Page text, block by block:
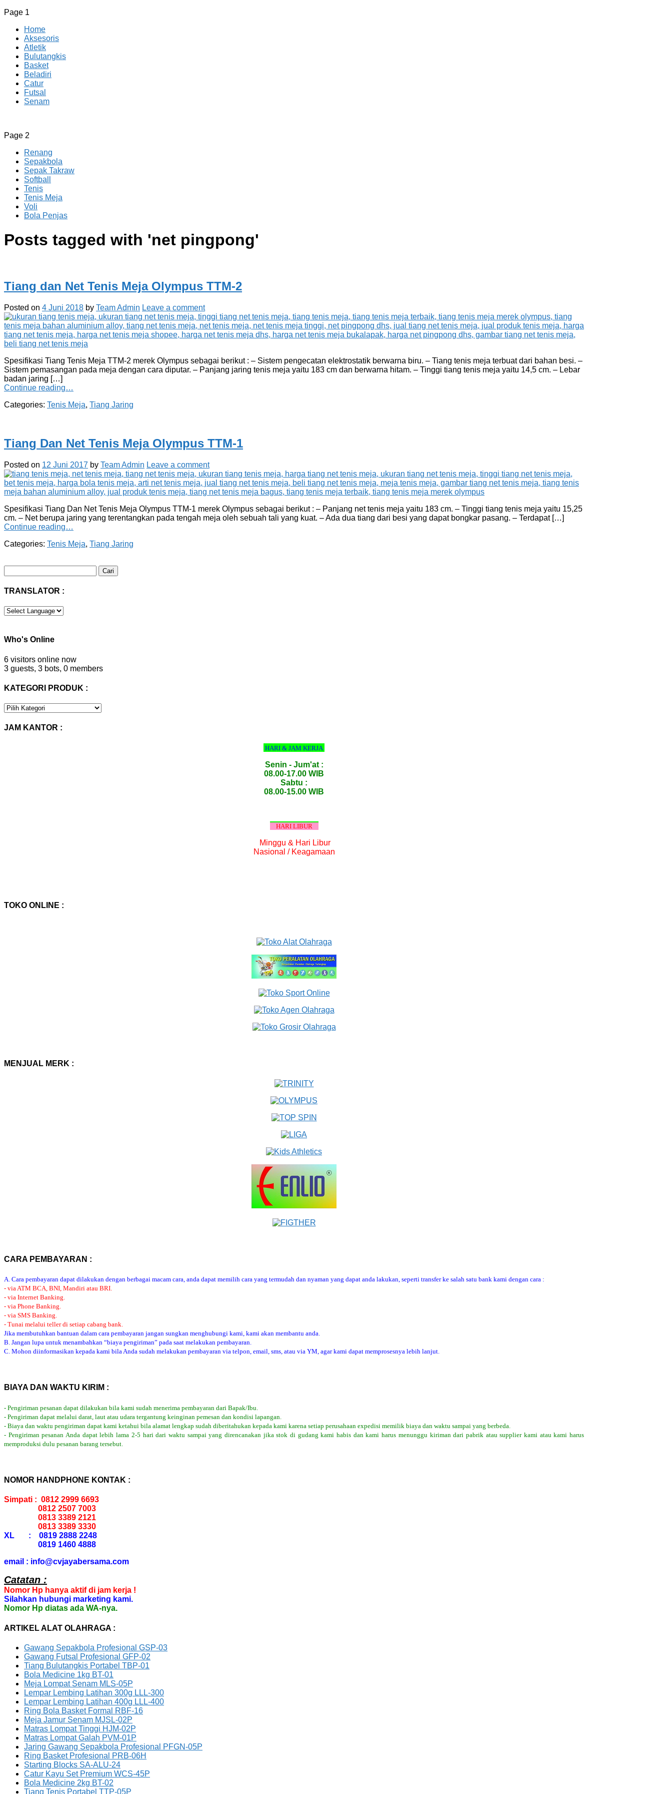
Page 1
Home
Aksesoris
Atletik
Bulutangkis
Basket
Beladiri
Catur
Futsal
Senam
CV JAYA BERSAMA Co Id
Menyediakan Semua Perlengkapan Olahraga Yang Lengkap, Berkualitas Dengan Harga Yang Murah
Page 2
Renang
Sepakbola
Sepak Takraw
Softball
Tenis
Tenis Meja
Voli
Bola Penjas
Posts tagged with 'net pingpong'
Tiang dan Net Tenis Meja Olympus TTM-2
Posted on 4 Juni 2018 by Team Admin Leave a comment
Spesifikasi Tiang Tenis Meja TTM-2 merek Olympus sebagai berikut : – Sistem pengecatan elektrostatik berwarna biru. – Tiang tenis meja terbuat dari bahan besi. –
Sistem pemasangan pada meja dengan cara diputar. – Panjang jaring tenis meja yaitu 183 cm dan berwarna hitam. – Tinggi tiang tenis meja yaitu 14,5 cm. – Lebar
badan jaring […]
Continue reading…
Categories: Tenis Meja, Tiang Jaring
Tiang Dan Net Tenis Meja Olympus TTM-1
Posted on 12 Juni 2017 by Team Admin Leave a comment
Spesifikasi Tiang Dan Net Tenis Meja Olympus TTM-1 merek Olympus sebagai berikut : – Panjang net tenis meja yaitu 183 cm. – Tinggi tiang tenis meja yaitu 15,25
cm. – Net berupa jaring yang terentangkan pada tengah meja oleh sebuah tali yang kuat. – Ada dua tiang dari besi yang dapat bongkar pasang. – Terdapat […]
Continue reading…
Categories: Tenis Meja, Tiang Jaring
untuk:
TRANSLATOR :
Who's Online
6 visitors online now
3 guests, 3 bots, 0 members
KATEGORI PRODUK :
KATEGORI
JAM KANTOR :
HARI & JAM KERJA
Senin - Jum'at :
08.00-17.00 WIB
Sabtu :
08.00-15.00 WIB
HARI LIBUR
Minggu & Hari Libur
Nasional / Keagamaan
TOKO ONLINE :
MENJUAL MERK :
CARA PEMBAYARAN :
A. Cara pembayaran dapat dilakukan dengan berbagai macam cara, anda dapat memilih cara yang termudah dan nyaman yang dapat anda lakukan, seperti transfer ke salah satu bank kami dengan cara :
- via ATM BCA, BNI, Mandiri atau BRI.
- via Internet Banking.
- via Phone Banking.
- via SMS Banking.
- Tunai melalui teller di setiap cabang bank.
Jika membutuhkan bantuan dalam cara pembayaran jangan sungkan menghubungi kami, kami akan membantu anda.
B. Jangan lupa untuk menambahkan “biaya pengiriman” pada saat melakukan pembayaran.
C. Mohon diinformasikan kepada kami bila Anda sudah melakukan pembayaran via telpon, email, sms, atau via YM, agar kami dapat memprosesnya lebih lanjut.
BIAYA DAN WAKTU KIRIM :
- Pengiriman pesanan dapat dilakukan bila kami sudah menerima pembayaran dari Bapak/Ibu.
- Pengiriman dapat melalui darat, laut atau udara tergantung keinginan pemesan dan kondisi lapangan.
- Biaya dan waktu pengiriman dapat kami ketahui bila alamat lengkap sudah diberitahukan kepada kami karena setiap perusahaan expedisi memilik biaya dan waktu sampai yang berbeda.
- Pengiriman pesanan Anda dapat lebih lama 2-5 hari dari waktu sampai yang direncanakan jika stok di gudang kami habis dan kami harus menunggu kiriman dari pabrik atau supplier kami atau kami harus
memproduksi dulu pesanan barang tersebut.
NOMOR HANDPHONE KONTAK :
Simpati : 0812 2999 6693
0812 2507 7003
0813 3389 2121
0813 3389 3330
XL : 0819 2888 2248
0819 1460 4888
email : info@cvjayabersama.com
Catatan :
Nomor Hp hanya aktif di jam kerja !
Silahkan hubungi marketing kami.
Nomor Hp diatas ada WA-nya.
ARTIKEL ALAT OLAHRAGA :
Gawang Sepakbola Profesional GSP-03
Gawang Futsal Profesional GFP-02
Tiang Bulutangkis Portabel TBP-01
Bola Medicine 1kg BT-01
Meja Lompat Senam MLS-05P
Lempar Lembing Latihan 300g LLL-300
Lempar Lembing Latihan 400g LLL-400
Ring Bola Basket Formal RBF-16
Meja Jamur Senam MJSL-02P
Matras Lompat Tinggi HJM-02P
Matras Lompat Galah PVM-01P
Jaring Gawang Sepakbola Profesional PFGN-05P
Ring Basket Profesional PRB-06H
Starting Blocks SA-ALU-24
Catur Kayu Set Premium WCS-45P
Bola Medicine 2kg BT-02
Tiang Tenis Portabel TTP-05P